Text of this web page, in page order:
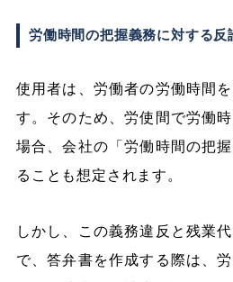
労働時間の把握義務に対する反
使用者は、労働者の労働時間
す。そのため、労使間で労働
場合、会社の「労働時間の把
ることも想定されます。
しかし、この義務違反と残業
で、答弁書を作成する際は、